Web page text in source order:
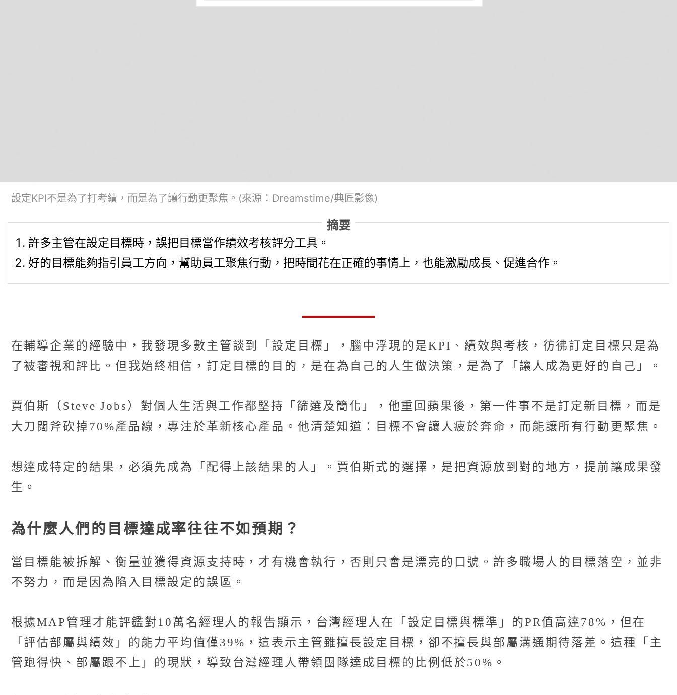
設定KPI不是為了打考績，而是為了讓行動更聚焦。(來源：Dreamstime/典匠影像)
摘要
許多主管在設定目標時，誤把目標當作績效考核評分工具。
好的目標能夠指引員工方向，幫助員工聚焦行動，把時間花在正確的事情上，也能激勵成長、促進合作。
在輔導企業的經驗中，我發現多數主管談到「設定目標」，腦中浮現的是KPI、績效與考核，彷彿訂定目標只是為
了被審視和評比。但我始終相信，訂定目標的目的，是在為自己的人生做決策，是為了「讓人成為更好的自己」。
賈伯斯（Steve Jobs）對個人生活與工作都堅持「篩選及簡化」，他重回蘋果後，第一件事不是訂定新目標，而是
大刀闊斧砍掉70%產品線，專注於革新核心產品。他清楚知道：目標不會讓人疲於奔命，而能讓所有行動更聚焦。
想達成特定的結果，必須先成為「配得上該結果的人」。賈伯斯式的選擇，是把資源放到對的地方，提前讓成果發
生。
為什麼人們的目標達成率往往不如預期？
當目標能被拆解、衡量並獲得資源支持時，才有機會執行，否則只會是漂亮的口號。許多職場人的目標落空，並非
不努力，而是因為陷入目標設定的誤區。
根據MAP管理才能評鑑對10萬名經理人的報告顯示，台灣經理人在「設定目標與標準」的PR值高達78%，但在
「評估部屬與績效」的能力平均值僅39%，這表示主管雖擅長設定目標，卻不擅長與部屬溝通期待落差。這種「主
管跑得快、部屬跟不上」的現狀，導致台灣經理人帶領團隊達成目標的比例低於50%。